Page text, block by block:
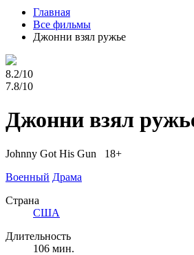
Главная
Все фильмы
Джонни взял ружье
8.2/10
7.8/10
Джонни взял
Johnny Got His Gun 18+
Военный Драма
Страна
США
Длительность
106 мин.